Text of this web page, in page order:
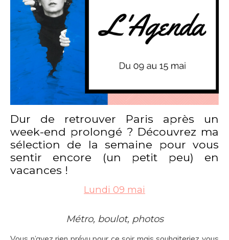
Dur de retrouver Paris après un
week-end prolongé ? Découvrez ma
sélection de la semaine pour vous
sentir encore (un petit peu) en
vacances !
Lundi 09 mai
Métro, boulot, photos